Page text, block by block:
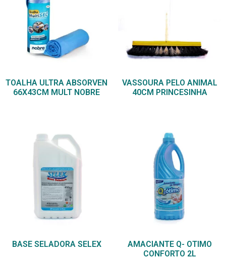
TOALHA ULTRA ABSORVEN
66X43CM MULT NOBRE
VASSOURA PELO ANIMAL
40CM PRINCESINHA
BASE SELADORA SELEX
AMACIANTE Q- OTIMO
CONFORTO 2L